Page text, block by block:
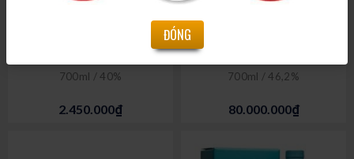
Singleton 18 - Dufftown
700ml / 40%
2.450.000₫
Singleton 39 - Glen Ord
700ml / 46,2%
80.000.000₫
ĐÓNG